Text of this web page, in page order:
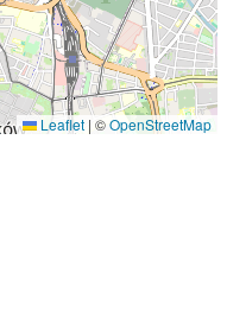
Leaflet | ©OpenStreetMap